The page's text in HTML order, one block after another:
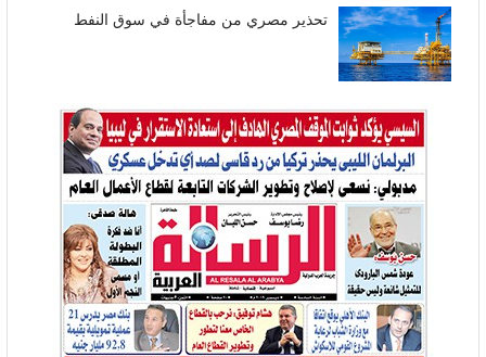
تحذير مصري من مفاجأة في سوق النفط